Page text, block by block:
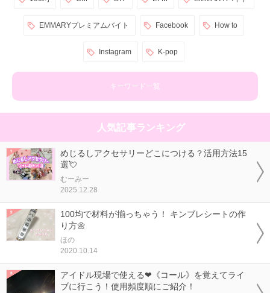
EMMARYプレミアムバイト Facebook How to
Instagram K-pop
キーワード一覧
人気記事ランキング
めじるしアクセサリーどこにつける？活用方法15
選💘
むーみー
2025.12.28
100均で材料が揃っちゃう！ キンブレシートの作
り方🌼
ほの
2020.10.14
アイドル現場で使える❤《コール》を覚えてライ
ブに行こう！使用頻度順にご紹介！